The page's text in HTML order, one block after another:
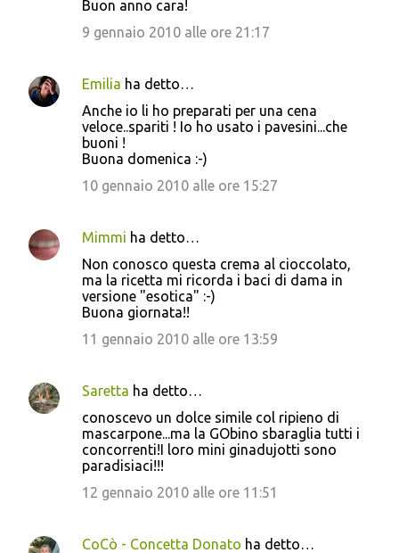
Buon anno cara!
9 gennaio 2010 alle ore 21:17
Emilia ha detto…
Anche io li ho preparati per una cena
veloce..spariti ! Io ho usato i pavesini...che
buoni !
Buona domenica :-)
10 gennaio 2010 alle ore 15:27
Mimmi ha detto…
Non conosco questa crema al cioccolato,
ma la ricetta mi ricorda i baci di dama in
versione "esotica" :-)
Buona giornata!!
11 gennaio 2010 alle ore 13:59
Saretta ha detto…
conoscevo un dolce simile col ripieno di
mascarpone...ma la GObino sbaraglia tutti i
concorrenti!I loro mini ginadujotti sono
paradisiaci!!!
12 gennaio 2010 alle ore 11:51
CoCò - Concetta Donato ha detto…